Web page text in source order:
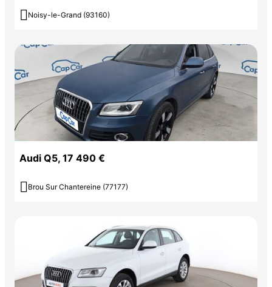
 Noisy-le-Grand (93160)
Audi Q5, 17 490 €
 Brou Sur Chantereine (77177)